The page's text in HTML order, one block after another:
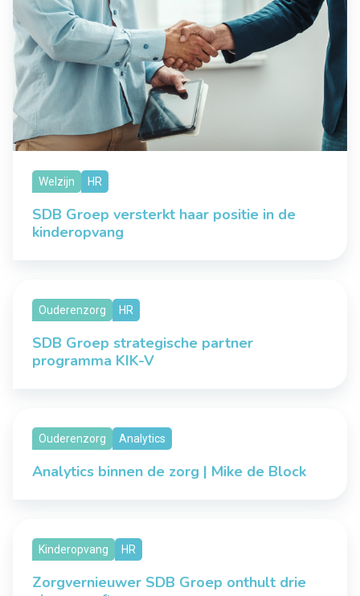
Welzijn HR
SDB Groep versterkt haar positie in de
kinderopvang
Ouderenzorg HR
SDB Groep strategische partner
programma KIK-V
Ouderenzorg Analytics
Analytics binnen de zorg | Mike de Block
Kinderopvang HR
Zorgvernieuwer SDB Groep onthult drie